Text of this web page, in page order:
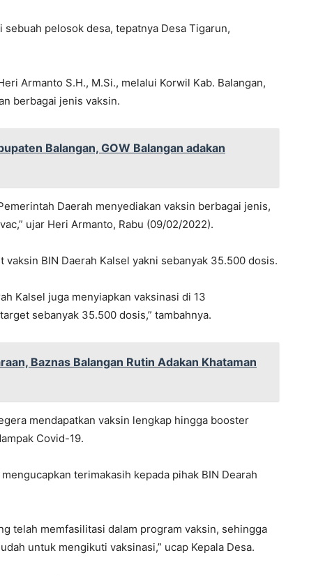
pelosok desa, tepatnya Desa Tigarun,
Armanto S.H., M.Si., melalui Korwil Kab. Balangan,
berbagai jenis vaksin.
Balangan, GOW Balangan adakan
Daerah menyediakan vaksin berbagai jenis,
ujar Heri Armanto, Rabu (09/02/2022).
BIN Daerah Kalsel yakni sebanyak 35.500 dosis.
Kalsel juga menyiapkan vaksinasi di 13
sebanyak 35.500 dosis,” tambahnya.
Baznas Balangan Rutin Adakan Khataman
mendapatkan vaksin lengkap hingga booster
Covid-19.
terimakasih kepada pihak BIN Dearah
telah memfasilitasi dalam program vaksin, sehingga
untuk mengikuti vaksinasi,” ucap Kepala Desa.